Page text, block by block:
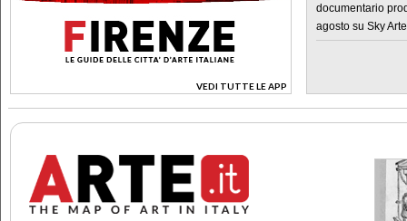
VEDI TUTTE LE APP
>
documentario
agosto su Sky Arte